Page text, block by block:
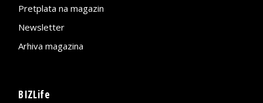
Pretplata na magazin
Newsletter
Arhiva magazina
BIZLife